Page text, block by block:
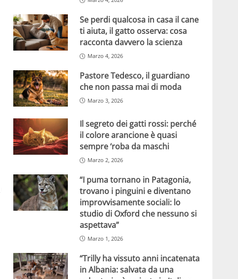
Se perdi qualcosa in casa il cane
ti aiuta, il gatto osserva: cosa
racconta davvero la scienza
Marzo 4, 2026
Pastore Tedesco, il guardiano
che non passa mai di moda
Marzo 3, 2026
Il segreto dei gatti rossi: perché
il colore arancione è quasi
sempre ‘roba da maschi
Marzo 2, 2026
“I puma tornano in Patagonia,
trovano i pinguini e diventano
improvvisamente sociali: lo
studio di Oxford che nessuno si
aspettava”
Marzo 1, 2026
“Trilly ha vissuto anni incatenata
in Albania: salvata da una